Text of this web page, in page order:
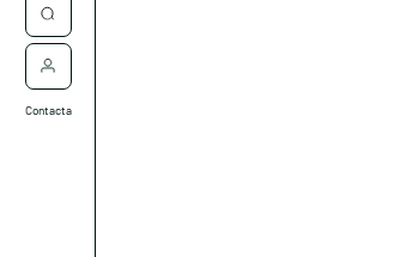
Contacta